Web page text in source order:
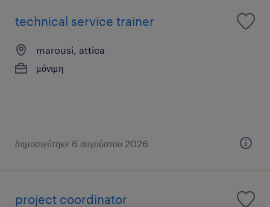
technical service trainer
marousi, attica
μόνιμη
δημοσιεύτηκε 6 αυγούστου 2026
project coordinator